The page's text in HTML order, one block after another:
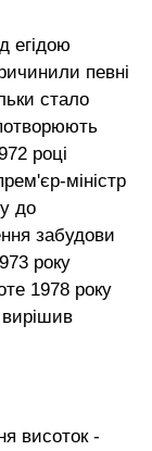
егідою
певні
стало
році
міністр
до
забудови
року
1978 року
висоток -